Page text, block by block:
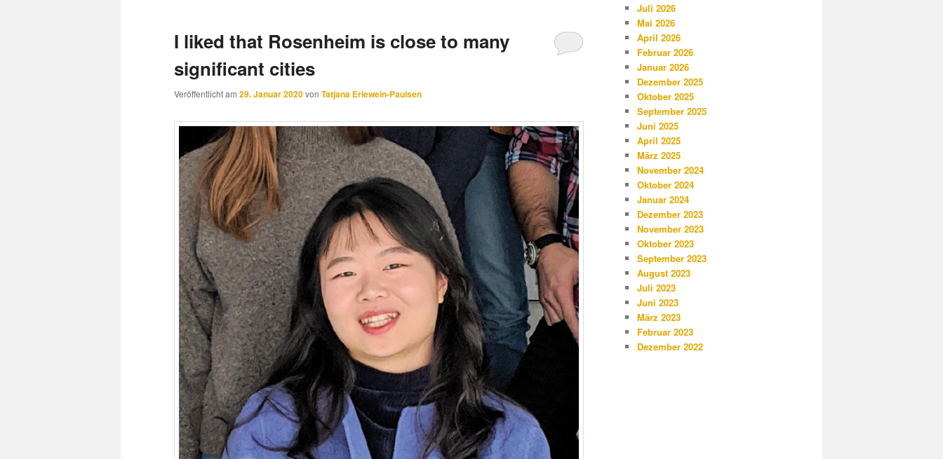
I liked that Rosenheim is close to many
significant cities
Veröffentlicht am 29. Januar 2020von Tatjana Erlewein-Paulsen
Juli 2026
Mai 2026
April 2026
Februar 2026
Januar 2026
Dezember 2025
Oktober 2025
September 2025
Juni 2025
April 2025
März 2025
November 2024
Oktober 2024
Januar 2024
Dezember 2023
November 2023
Oktober 2023
September 2023
August 2023
Juli 2023
Juni 2023
März 2023
Februar 2023
Dezember 2022